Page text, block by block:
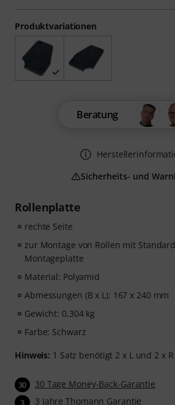
Rollenplatte
rechte Seite
zur Montage von Rollen mit
Montageplatte
Material: Polyamid
Abmessungen (B x L): 167 x 240 mm
Gewicht: 0,304 kg
Farbe: Schwarz
Hinweis: 1 Satz benötigt 2 x L und 2 x R
30 30 Tage Money-Back-Garantie
3 3 Jahre Thomann Garantie
Produktvariationen
Beratung
Sicherheits- und